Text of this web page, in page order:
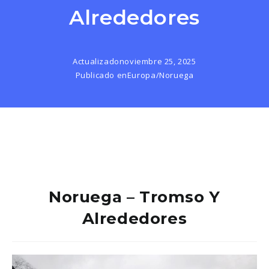
Alrededores
Actualizadonoviembre 25, 2025
Publicado enEuropa/Noruega
Noruega – Tromso Y
Alrededores